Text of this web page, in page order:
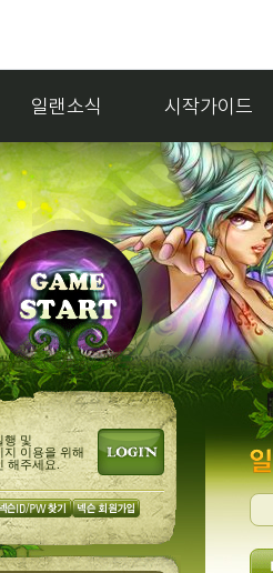
일랜소식 시작가이드
행 및
지 이용을 위해
해주세요.
거래